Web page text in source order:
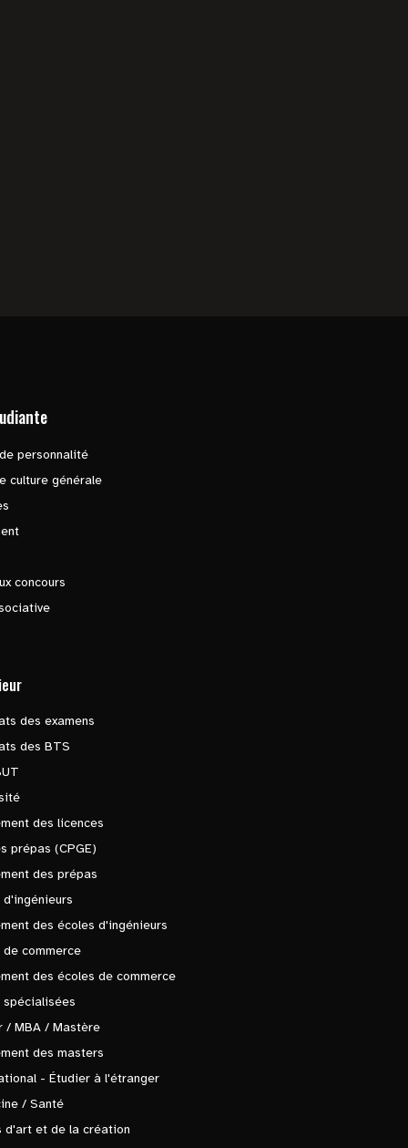
personnalité
culture générale
concours
des examens
des BTS
des licences
prépas (CPGE)
des prépas
d'ingénieurs
des écoles d'ingénieurs
de commerce
des écoles de commerce
spécialisées
/ MBA / Mastère
des masters
- Étudier à l'étranger
/ Santé
d'art et de la création